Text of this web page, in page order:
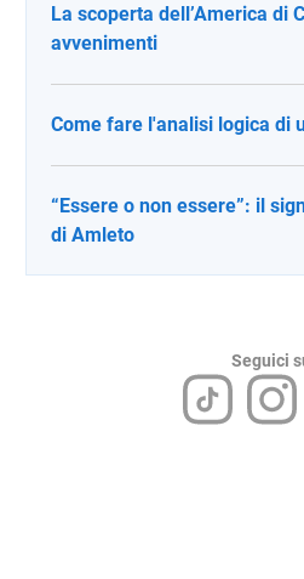
La scoperta dell’America di
avvenimenti
Come fare l'analisi logica di
“Essere o non essere”: il
di Amleto
Seguici